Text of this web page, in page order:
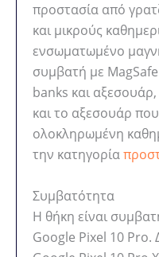
προστασία από
και μικρούς
ενσωματωμένο
συμβατή με
banks και
και το αξεσουάρ που
ολοκληρωμένη
την κατηγορία
Συμβατότητα
Η θήκη είναι
Google Pixel 10 Pro.